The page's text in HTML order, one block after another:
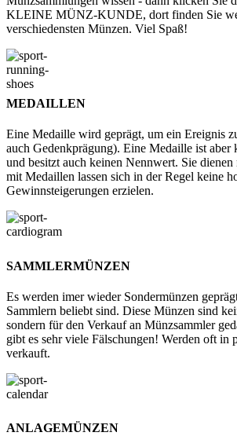
KLEINE MÜNZ-KUNDE, dort finden Sie
verschiedensten Münzen. Viel Spaß!
MEDAILLEN
Eine Medaille wird geprägt, um ein Ereignis
auch Gedenkprägung). Eine Medaille ist aber
und besitzt auch keinen Nennwert. Sie
mit Medaillen lassen sich in der Regel keine
Gewinnsteigerungen erzielen.
SAMMLERMÜNZEN
Es werden imer wieder Sondermünzen
Sammlern beliebt sind. Diese Münzen sind
sondern für den Verkauf an Münzsammler
gibt es sehr viele Fälschungen! Werden oft in
verkauft.
ANLAGEMÜNZEN